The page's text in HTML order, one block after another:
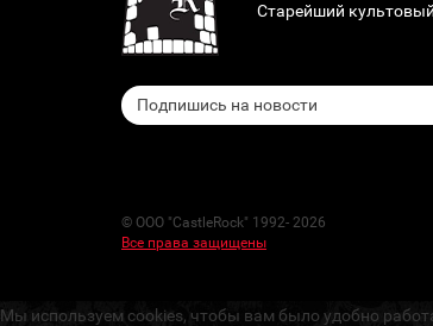
Старейший
© ООО "CastleRock" 1992- 2026
Все права защищены
Мы используем cookies, чтобы вам было удобно